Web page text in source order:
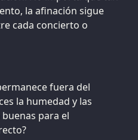
la afinación sigue
cada concierto o
fuera del
la humedad y las
para el